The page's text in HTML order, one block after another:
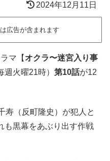
2024年12月11日
広告が含まれます
マ【 オクラ〜迷宮入り事
週火曜21時） 第10話が12
寿（反町隆史）が犯人と
も黒幕をあぶり出す作戦